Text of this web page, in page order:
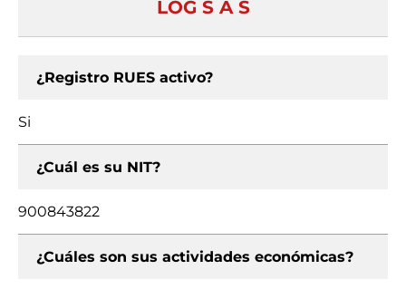
LOG S A S
¿Registro RUES activo?
Si
¿Cuál es su NIT?
900843822
¿Cuáles son sus actividades económicas?